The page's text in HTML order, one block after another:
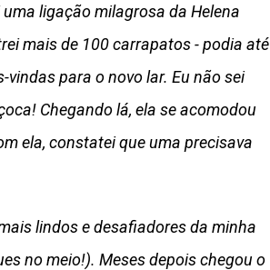
ligação milagrosa da Helena
mais de 100 carrapatos - podia até
vindas para o novo lar. Eu não sei
Chegando lá, ela se acomodou
ela, constatei que uma precisava
lindos e desafiadores da minha
no meio!). Meses depois chegou o